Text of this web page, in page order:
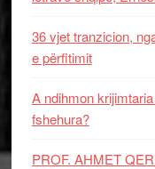
36 vjet tranzicion,
e përfitimit
A ndihmon
fshehura?
PROF. AHMET